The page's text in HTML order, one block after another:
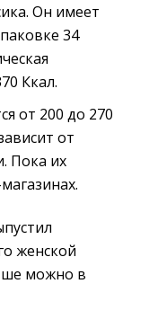
Он имеет
34
Ккал.
от 200 до 270
от
Пока их
женской
можно в